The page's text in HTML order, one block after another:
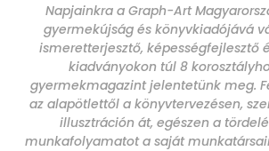
Napjainkra a Graph-Art
gyermekújság és könyvkiadójává
ismeretterjesztő, képességfejlesztő
kiadványokon túl 8
gyermekmagazint jelentetünk meg.
az alapötlettől a könyvtervezésen,
illusztráción át, egészen a
munkafolyamatot a saját